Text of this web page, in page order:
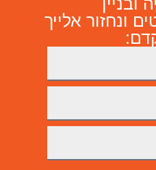
ונחזור אלייך